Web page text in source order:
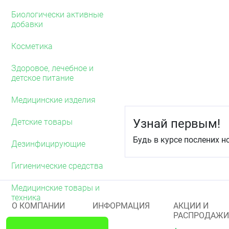
Биологически активные
добавки
Косметика
Здоровое, лечебное и
детское питание
Медицинские изделия
Детские товары
Дезинфицирующие
Гигиенические средства
Медицинские товары и
техника
при паховой
при
при инфекциях,
Побочное действие
реакции в виде жжения,
контактный дерматит.
Узнай первым!
Будь в курсе послених
О КОМПАНИИ ИНФОРМАЦИЯ
АКЦИИ И
РАСПРОДАЖИ